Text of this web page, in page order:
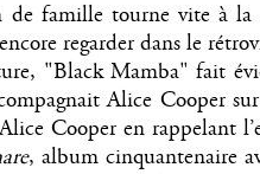
de famille tourne vite à la
regarder dans le
"Black Mamba" fait
Alice Cooper
Cooper en rappelant
, album cinquantenaire